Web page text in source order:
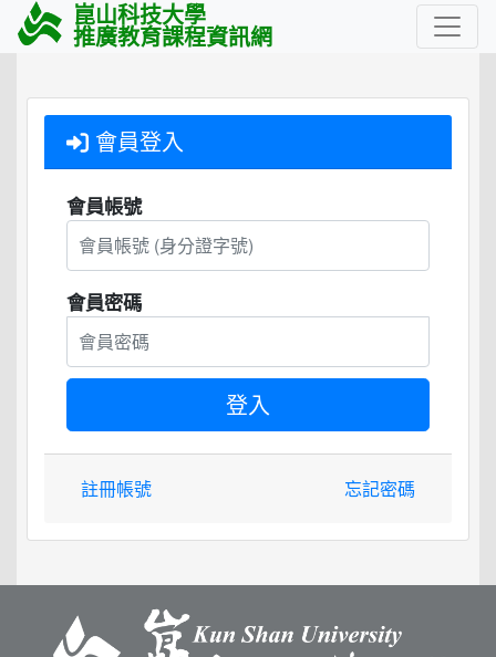
崑山科技大學
推廣教育課程資訊網
會員登入
會員帳號
會員密碼
註冊帳號 忘記密碼